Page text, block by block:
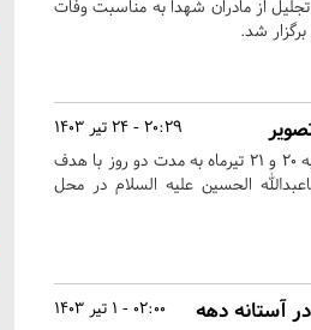
از مادران شهدا به مناسبت وفات
شد.
20:29 - 24 تیر 1403
نخستین نمایشگاه شمیم حسینی در روزهای چهارشنبه و پنجشنبه ۲۰ و ۲۱ تیرماه به مدت دو روز با هدف
الحسین علیه السلام در محل
02:00 - 1 تیر 1403
آستانه دهه